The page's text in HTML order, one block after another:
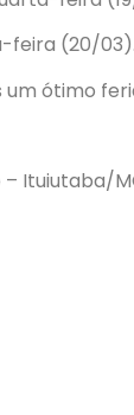
feira (20/03).
ótimo
– Ituiutaba/